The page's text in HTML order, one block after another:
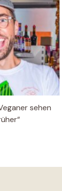
sehen